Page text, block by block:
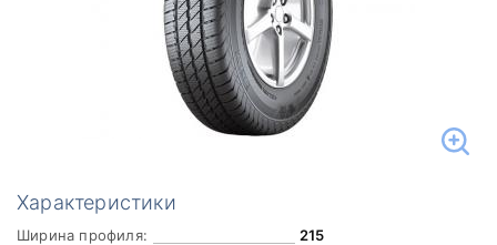
Характеристики
Ширина профиля:
215